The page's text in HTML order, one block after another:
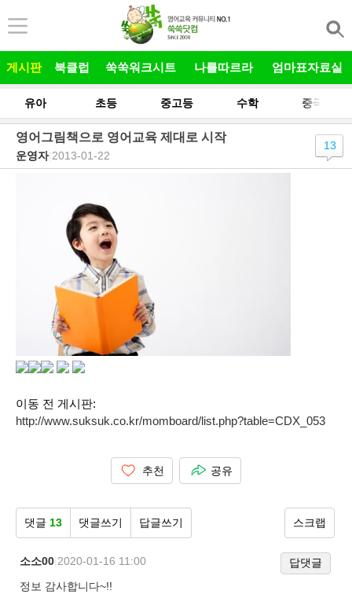
게시판 북클럽 쑥쑥워크시트 나를따르라 엄마표자료실
유아 초등 중고등 수학 중국어
영어그림책으로 영어교육 제대로 시작
운영자| 2013-01-22
13
이동 전 게시판:
http://www.suksuk.co.kr/momboard/list.php?table=CDX_053
추천 공유
댓글 13 댓글쓰기 답글쓰기 스크랩
소소00 2020-01-16 11:00
답댓글
정보 감사합니다~!!